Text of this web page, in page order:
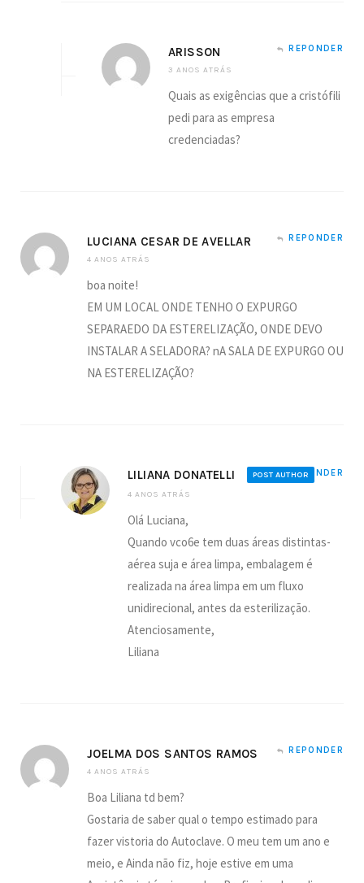
ARISSON
3 ANOS ATRÁS
REPONDER
Quais as exigências que a cristófili
pedi para as empresa
credenciadas?
LUCIANA CESAR DE AVELLAR
4 ANOS ATRÁS
REPONDER
boa noite!
EM UM LOCAL ONDE TENHO O EXPURGO
SEPARAEDO DA ESTERELIZAÇÃO, ONDE DEVO
INSTALAR A SELADORA? nA SALA DE EXPURGO OU
NA ESTERELIZAÇÃO?
LILIANA DONATELLI
POST AUTHOR
4 ANOS ATRÁS
REPONDER
Olá Luciana,
Quando vco6e tem duas áreas distintas-
aérea suja e área limpa, embalagem é
realizada na área limpa em um fluxo
unidirecional, antes da esterilização.
Atenciosamente,
Liliana
JOELMA DOS SANTOS RAMOS
4 ANOS ATRÁS
REPONDER
Boa Liliana td bem?
Gostaria de saber qual o tempo estimado para
fazer vistoria do Autoclave. O meu tem um ano e
meio, e Ainda não fiz, hoje estive em uma